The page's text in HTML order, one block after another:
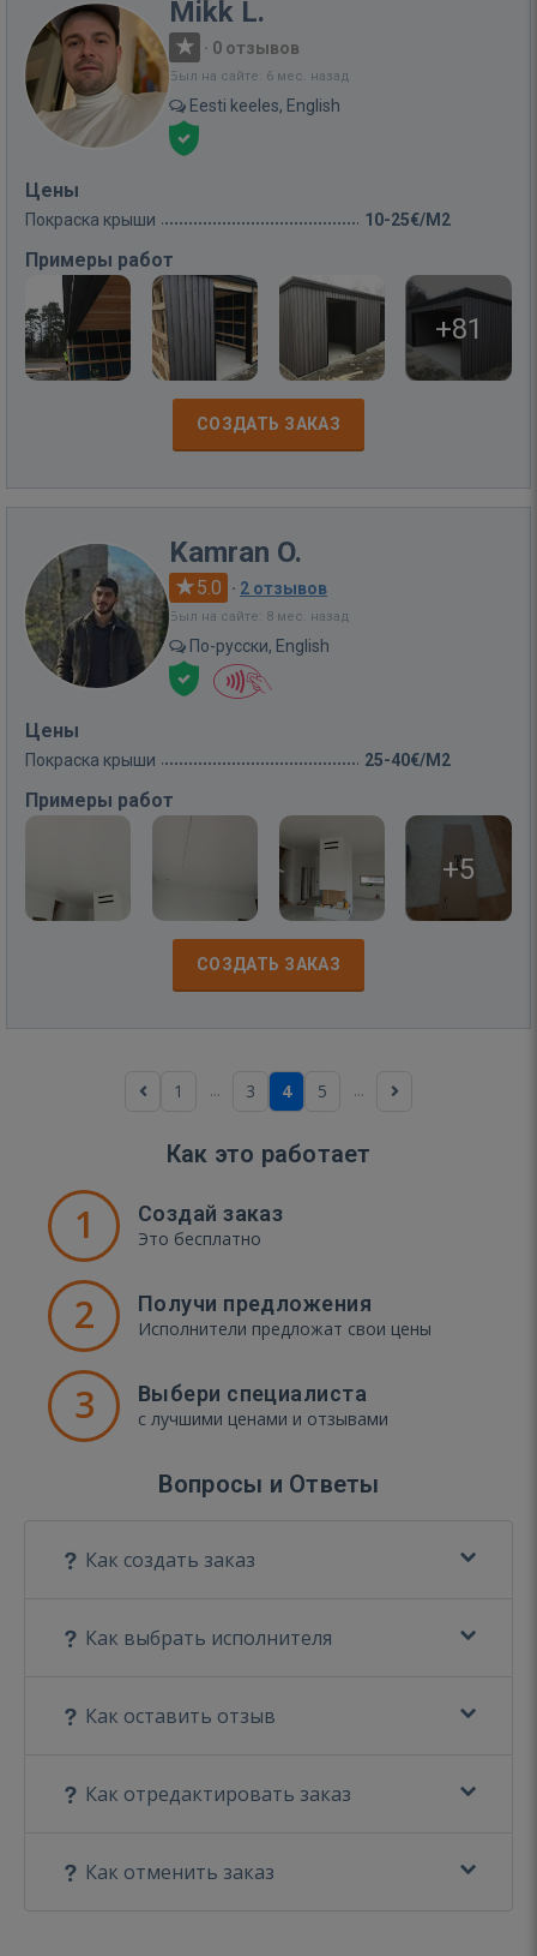
Mikk L.
· 0 отзывов
Был на сайте: 6 мес. назад
Eesti keeles, English
Цены
Покраска крыши 10-25€/M2
Примеры работ
+81
СОЗДАТЬ ЗАКАЗ
Kamran O.
5.0 · 2 отзывов
Был на сайте: 8 мес. назад
По-русски, English
Цены
Покраска крыши 25-40€/M2
Примеры работ
+5
СОЗДАТЬ ЗАКАЗ
1 ... 3 4 5 ...
Как это работает
1 Создай заказ
Это бесплатно
2 Получи предложения
Исполнители предложат свои цены
3 Выбери специалиста
с лучшими ценами и отзывами
Вопросы и Ответы
Как создать заказ
Как выбрать исполнителя
Как оставить отзыв
Как отредактировать заказ
Как отменить заказ